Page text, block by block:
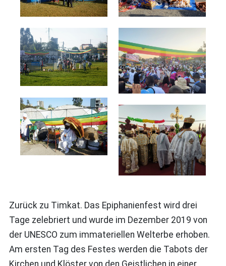
Zurück zu Timkat. Das Epiphanienfest wird drei
Tage zelebriert und wurde im Dezember 2019 von
der UNESCO zum immateriellen Welterbe erhoben.
Am ersten Tag des Festes werden die Tabots der
Kirchen und Klöster von den Geistlichen in einer